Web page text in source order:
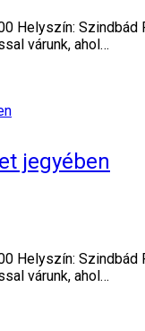
Helyszín:
várunk, ahol…
jegyében
Helyszín:
várunk, ahol…